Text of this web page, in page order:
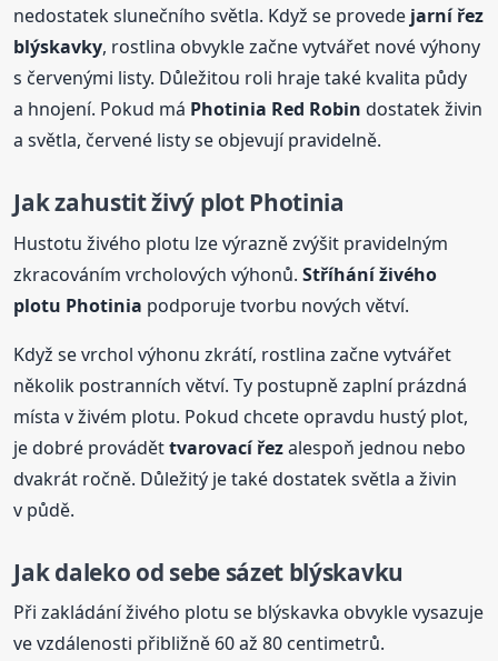
nedostatek slunečního světla. Když se provede jarní řez
blýskavky, rostlina obvykle začne vytvářet nové výhony
s červenými listy. Důležitou roli hraje také kvalita půdy
a hnojení. Pokud má Photinia Red Robin dostatek živin
a světla, červené listy se objevují pravidelně.
Jak zahustit živý plot Photinia
Hustotu živého plotu lze výrazně zvýšit pravidelným
zkracováním vrcholových výhonů.Stříhání živého
plotu Photinia podporuje tvorbu nových větví.
Když se vrchol výhonu zkrátí, rostlina začne vytvářet
několik postranních větví. Ty postupně zaplní prázdná
místa v živém plotu. Pokud chcete opravdu hustý plot,
je dobré prováděttvarovací řezalespoň jednou nebo
dvakrát ročně. Důležitý je také dostatek světla a živin
v půdě.
Jak daleko od sebe sázet blýskavku
Při zakládání živého plotu se blýskavka obvykle vysazuje
ve vzdálenosti přibližně 60 až 80 centimetrů.